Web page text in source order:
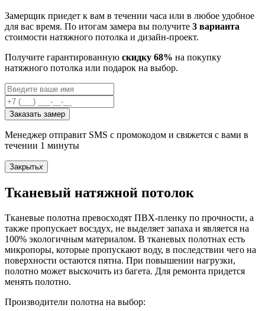
Замерщик приедет к вам в течении часа или в любое удобное
для вас время. По итогам замера вы получите 3 варианта
стоимости натяжного потолка и дизайн-проект.
Получите гарантированную скидку 68% на покупку
натяжного потолка или подарок на выбор.
Заказать замер
Менеджер отправит SMS с промокодом и свяжется с вами в
течении 1 минуты
Закрытьx
Тканевый натяжной потолок
Тканевые полотна превосходят ПВХ-пленку по прочности, а
также пропускает восздух, не выделяет запаха и является на
100% экологичным материалом. В тканевых полотнах есть
микропоры, которые пропускают воду, в последствии чего на
поверхности остаются пятна. При повышении нагрузки,
полотно может выскочить из багета. Для ремонта придется
менять полотно.
Производители полотна на выбор: